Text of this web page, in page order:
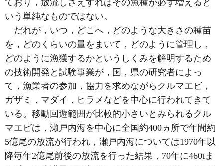
ており，放流しさえすればその魚種が必ず増えると
いう単純なものではない。
だれが，いつ，どこへ，どのような大きさの種苗
を，どのくらいの量をまいて，どのように管理し，
どのように漁獲するかというしくみを解明するため
の技術開発と試験事業が，国，県の研究者によっ
て，漁業者の参加，協力を求めながらクルマエビ，
ガザミ，マダイ，ヒラメなどを中心に行われてきて
いる。移動回遊範囲が比較的小さいとみられるクル
マエビは，瀬戸内海を中心に全国約400ヵ所で年間約
5億尾の放流が行われ，瀬戸内海については1970年以
降毎年2億尾前後の放流を行った結果，70年に460tま